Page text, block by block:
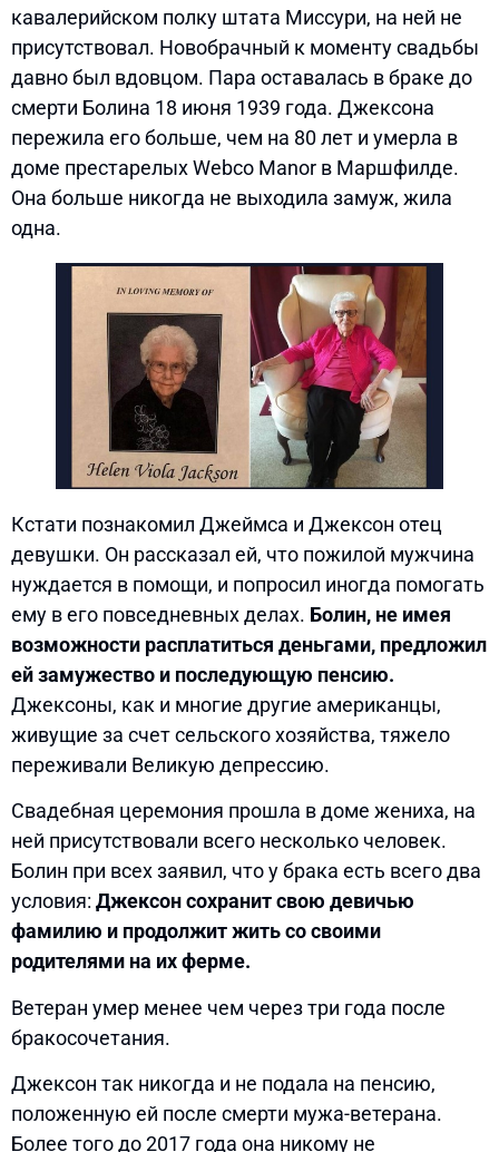
кавалерийском полку штата Миссури, на ней не
присутствовал. Новобрачный к моменту свадьбы
давно был вдовцом. Пара оставалась в браке до
смерти Болина 18 июня 1939 года. Джексона
пережила его больше, чем на 80 лет и умерла в
доме престарелых Webco Manor в Маршфилде.
Она больше никогда не выходила замуж, жила
одна.
Кстати познакомил Джеймса и Джексон отец
девушки. Он рассказал ей, что пожилой мужчина
нуждается в помощи, и попросил иногда помогать
ему в его повседневных делах. Болин, не имея
возможности расплатиться деньгами, предложил
ей замужество и последующую пенсию.
Джексоны, как и многие другие американцы,
живущие за счет сельского хозяйства, тяжело
переживали Великую депрессию.
Свадебная церемония прошла в доме жениха, на
ней присутствовали всего несколько человек.
Болин при всех заявил, что у брака есть всего два
условия: Джексон сохранит свою девичью
фамилию и продолжит жить со своими
родителями на их ферме.
Ветеран умер менее чем через три года после
бракосочетания.
Джексон так никогда и не подала на пенсию,
положенную ей после смерти мужа-ветерана.
Более того до 2017 года она никому не